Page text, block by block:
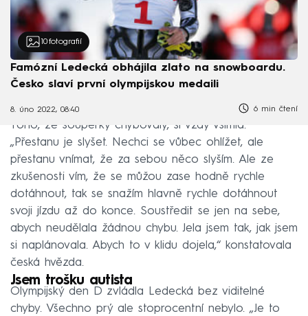
10 fotografií
Famózní Ledecká obhájila zlato na snowboardu.
Česko slaví první olympijskou medaili
8. úno 2022, 08:40 6 min čtení
Toho, že soupeřky chybovaly, si vždy všimla.
„Přestanu je slyšet. Nechci se vůbec ohlížet, ale
přestanu vnímat, že za sebou něco slyším. Ale ze
zkušenosti vím, že se můžou zase hodně rychle
dotáhnout, tak se snažím hlavně rychle dotáhnout
svoji jízdu až do konce. Soustředit se jen na sebe,
abych neudělala žádnou chybu. Jela jsem tak, jak jsem
si naplánovala. Abych to v klidu dojela,“ konstatovala
česká hvězda.
Jsem trošku autista
Olympijský den D zvládla Ledecká bez viditelné
chyby. Všechno prý ale stoprocentní nebylo. „Je to